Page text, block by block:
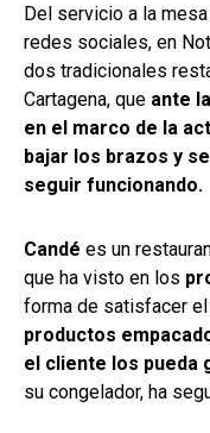
Del servicio a la
redes sociales, en
dos tradicionales
Cartagena, que ante
en el marco de la
bajar los brazos y
seguir funcionando.
Candé es un
que ha visto en los
forma de satisfacer
productos
el cliente los pueda
su congelador, ha